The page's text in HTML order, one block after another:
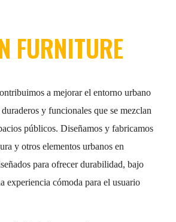
FURNITURE
a mejorar el entorno urbano
y funcionales que se mezclan
públicos. Diseñamos y fabricamos
y otros elementos urbanos en
para ofrecer durabilidad, bajo
experiencia cómoda para el usuario